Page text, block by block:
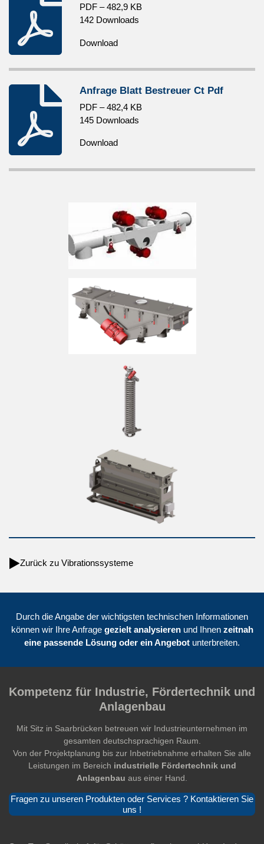
PDF – 482,9 KB
142 Downloads
Download
Anfrage Blatt Bestreuer Ct Pdf
PDF – 482,4 KB
145 Downloads
Download
Zurück zu Vibrationssysteme
Durch die Angabe der wichtigsten technischen Informationen
können wir Ihre Anfrage gezielt analysierenund Ihnen zeitnah
eine passende Lösung oder ein Angebot unterbreiten.
Kompetenz für Industrie, Fördertechnik und
Anlagenbau
Mit Sitz in Saarbrücken betreuen wir Industrieunternehmen im
gesamten deutschsprachigen Raum.
Von der Projektplanung bis zur Inbetriebnahme erhalten Sie alle
Leistungen im Bereich industrielle Fördertechnik und
Anlagenbau aus einer Hand.
Fragen zu unseren Produkten oder Services ? Kontaktieren Sie
uns !